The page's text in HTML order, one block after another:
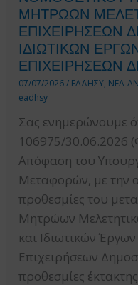
ΥΠΗΡΕΣΙΕΣ)
ΜΗΤΡΩΩΝ
ΕΠΙΧΕΙΡΗΣΕΩΝ
ΙΔΙΩΤΙΚΩΝ
ΕΠΙΧΕΙΡΗΣΕΩΝ
07/07/2026/ ΕΑΔΗΣΥ, ΝΕΑ-
eadhsy
Σας ενημερώνουμε
106975/30.06.2026
Απόφαση του
Μεταφορών, με την
προθεσμίες του
Μητρώων
και Ιδιωτικών
Επιχειρήσεων
προθεσμίες